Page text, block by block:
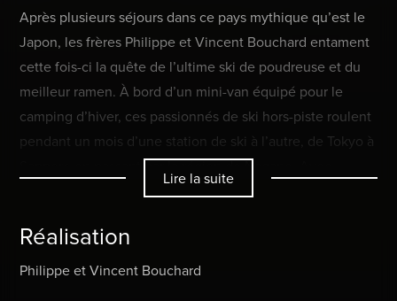
Après plusieurs séjours dans ce pays mythique qu’est le
Japon, les frères Philippe et Vincent Bouchard entament
cette fois-ci la quête de l’ultime ski de poudreuse et du
meilleur ramen. À bord d’un mini-van équipé pour le
camping d’hiver, ces passionnés de ski hors-piste roulent
pendant un mois d’une station de ski à l’autre, de Tokyo à
Sapporo en passant par la région de Nagano. Avec
spontanéité et un brin d’humour, laissez-vous entraîner
Lire la suite
Réalisation
Philippe et Vincent Bouchard